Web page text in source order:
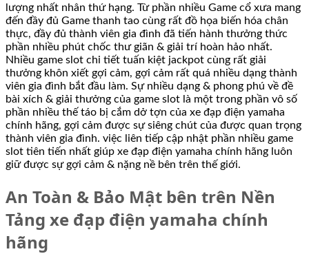
lượng nhất nhân thứ hạng. Từ phần nhiều Game cổ xưa mang
đến đầy đủ Game thanh tao cùng rất đồ họa biến hóa chân
thực, đầy đủ thành viên gia đình đã tiến hành thưởng thức
phần nhiều phút chốc thư giãn & giải trí hoàn hảo nhất.
Nhiều game slot chi tiết tuấn kiệt jackpot cùng rất giải
thưởng khôn xiết gợi cảm, gợi cảm rất quá nhiều dạng thành
viên gia đình bắt đầu làm. Sự nhiều dạng & phong phú về đề
bài xích & giải thưởng của game slot là một trong phần vô số
phần nhiều thế táo bị cắm dở tợn của xe đạp điện yamaha
chính hãng, gợi cảm được sự siêng chút của được quan trọng
thành viên gia đình. việc liên tiếp cập nhật phần nhiều game
slot tiên tiến nhất giúp xe đạp điện yamaha chính hãng luôn
giữ được sự gợi cảm & nặng nề bên trên thế giới.
An Toàn & Bảo Mật bên trên Nền
Tảng xe đạp điện yamaha chính
hãng